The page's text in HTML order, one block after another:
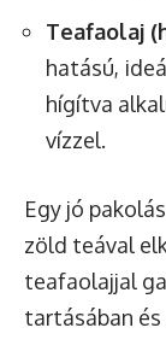
Teafaolaj
hatású,
hígítva
vízzel.
Egy jó
zöld teával
teafaolajjal
tartásában